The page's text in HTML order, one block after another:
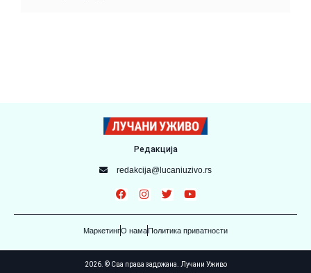
Редакција
redakcija@lucaniuzivo.rs
МаркетингО намаПолитика приватности
2026. © Сва права задржана. Лучани Уживо